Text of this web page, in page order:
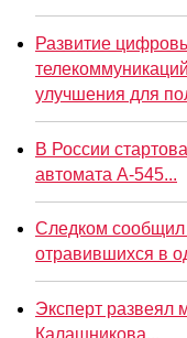
Развитие
улучшения для
В России
автомата А-545...
Следком сообщил
отравившихся в
Эксперт развеял
Калашникова...